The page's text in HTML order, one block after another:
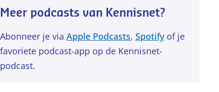
Meer podcasts van Kennisnet?
Abonneer je via Apple Podcasts, Spotifyof je
favoriete podcast-app op de Kennisnet-
podcast.